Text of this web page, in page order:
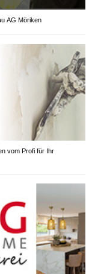
AG Möriken
vom Profi für Ihr